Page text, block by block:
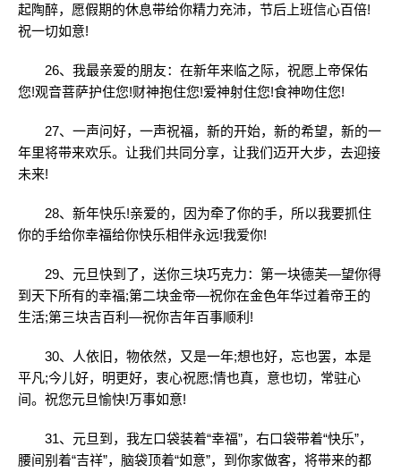
起陶醉，愿假期的休息带给你精力充沛，节后上班信心百倍!
祝一切如意!
26、我最亲爱的朋友：在新年来临之际，祝愿上帝保佑
您!观音菩萨护住您!财神抱住您!爱神射住您!食神吻住您!
27、一声问好，一声祝福，新的开始，新的希望，新的一
年里将带来欢乐。让我们共同分享，让我们迈开大步，去迎接
未来!
28、新年快乐!亲爱的，因为牵了你的手，所以我要抓住
你的手给你幸福给你快乐相伴永远!我爱你!
29、元旦快到了，送你三块巧克力：第一块德芙—望你得
到天下所有的幸福;第二块金帝—祝你在金色年华过着帝王的
生活;第三块吉百利—祝你吉年百事顺利!
30、人依旧，物依然，又是一年;想也好，忘也罢，本是
平凡;今儿好，明更好，衷心祝愿;情也真，意也切，常驻心
间。祝您元旦愉快!万事如意!
31、元旦到，我左口袋装着“幸福”，右口袋带着“快乐”，
腰间别着“吉祥”，脑袋顶着“如意”，到你家做客，将带来的都